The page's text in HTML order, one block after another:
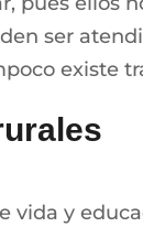
ser
existe
vida y